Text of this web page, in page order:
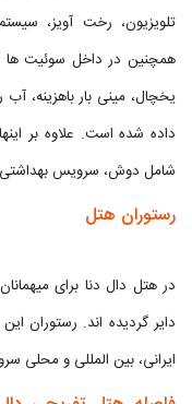
تلویزیون، رخت آویز،
همچنین در داخل سوئیت ها
یخچال، مینی بار باهزینه،
داده شده است. علاوه بر
شامل دوش، سرویس بهداشتی
رستوران هتل
ایرانی، بین المللی و محلی